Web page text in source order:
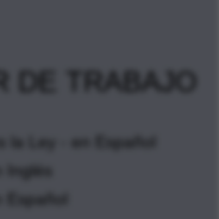
DE TRABAJO
la Ley - en Español